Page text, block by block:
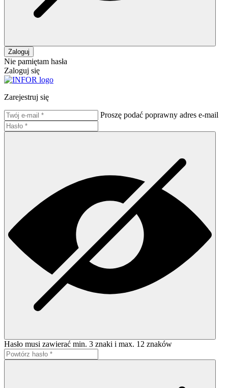
Zaloguj
Nie pamiętam hasła
Zaloguj się
Zarejestruj się
Proszę podać poprawny adres e-mail
Hasło musi zawierać min. 3 znaki i max. 12 znaków